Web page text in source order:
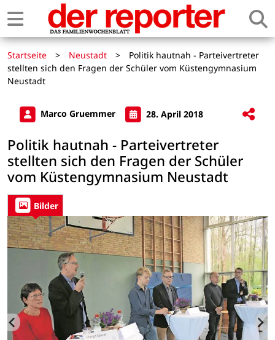
Startseite > Neustadt >
Politik hautnah - Parteivertreter
stellten sich den Fragen der Schüler vom Küstengymnasium
Neustadt
Marco Gruemmer 28. April 2018
Politik hautnah - Parteivertreter
stellten sich den Fragen der Schüler
vom Küstengymnasium Neustadt
Bilder